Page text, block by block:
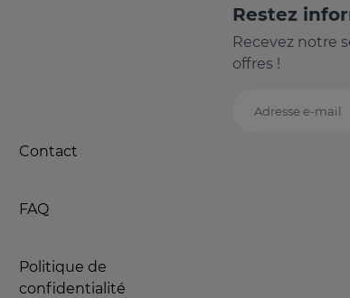
Contact
FAQ
Politique de
confidentialité
Restez
Recevez notre
offres !
Adresse e-mail